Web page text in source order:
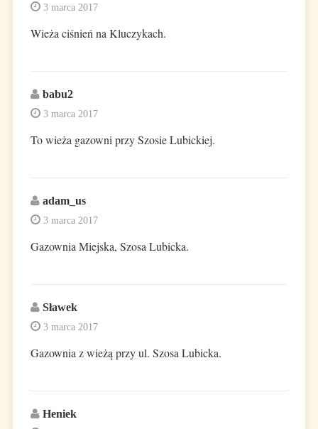
3 marca 2017
Wieża ciśnień na Kluczykach.
babu2
3 marca 2017
To wieża gazowni przy Szosie Lubickiej.
adam_us
3 marca 2017
Gazownia Miejska, Szosa Lubicka.
Sławek
3 marca 2017
Gazownia z wieżą przy ul. Szosa Lubicka.
Heniek